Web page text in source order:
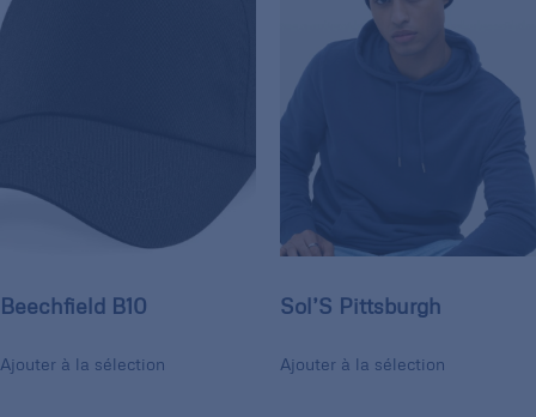
Beechfield B10
Ajouter à la sélection
Sol’S Pittsburgh
Ajouter à la sélection